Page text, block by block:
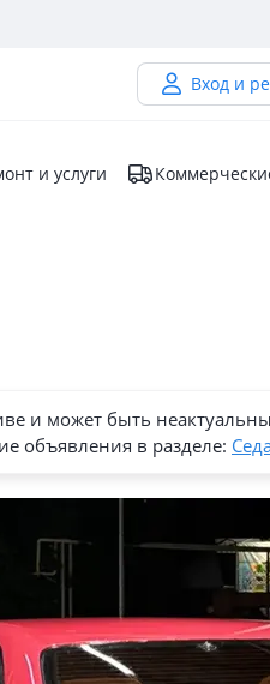
Вход и
и услуги
и может быть
объявления в разделе: